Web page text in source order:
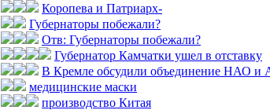
Коропева и Патриарх-
Губернаторы побежали?
Отв: Губернаторы побежали?
Губернатор Камчатки ушел в отставку
В Кремле обсудили объединение НАО и
медицинские маски
производство Китая